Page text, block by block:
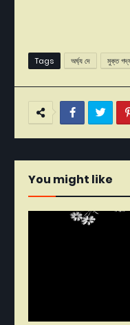
Tags অর্ঘ্য দে মুক্ত
You might like